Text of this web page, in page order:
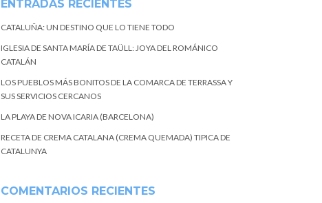
ENTRADAS RECIENTES
CATALUÑA: UN DESTINO QUE LO TIENE TODO
IGLESIA DE SANTA MARÍA DE TAÜLL: JOYA DEL ROMÁNICO
CATALÁN
LOS PUEBLOS MÁS BONITOS DE LA COMARCA DE TERRASSA Y
SUS SERVICIOS CERCANOS
LA PLAYA DE NOVA ICARIA (BARCELONA)
RECETA DE CREMA CATALANA (CREMA QUEMADA) TIPICA DE
CATALUNYA
COMENTARIOS RECIENTES